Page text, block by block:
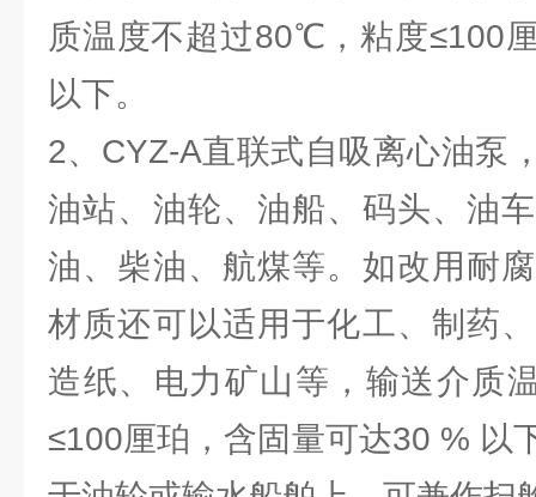
质温度不超过80℃，粘度≤100
以下。
2、CYZ-A直联式自吸离心油泵
油站、油轮、油船、码头、油
油、柴油、航煤等。如改用耐
材质还可以适用于化工、制药
造纸、电力矿山等，输送介
≤100厘珀，含固量可达30 % 以